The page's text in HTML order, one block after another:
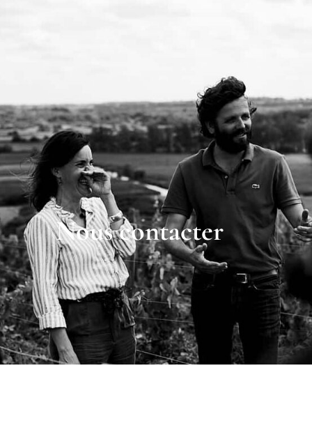
Nous contacter